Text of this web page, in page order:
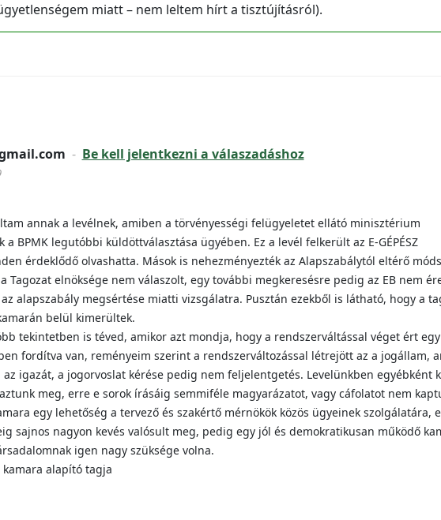
miatt – nem leltem hírt a tisztújításról).
- Be kell jelentkezni a válaszadáshoz
annak a levélnek, amiben a törvényességi felügyeletet ellátó minisztérium
a BPMK legutóbbi küldöttválasztása ügyében. Ez a levél felkerült az E-GÉPÉSZ
érdeklődő olvashatta. Mások is nehezményezték az Alapszabálytól eltérő
Tagozat elnöksége nem válaszolt, egy további megkeresésre pedig az EB nem
alapszabály megsértése miatti vizsgálatra. Pusztán ezekből is látható, hogy a
belül kimerültek.
tekintetben is téved, amikor azt mondja, hogy a rendszerváltással véget ért
fordítva van, reményeim szerint a rendszerváltozással létrejött az a jogállam,
igazát, a jogorvoslat kérése pedig nem feljelentgetés. Levelünkben egyébként
meg, erre e sorok írásáig semmiféle magyarázatot, vagy cáfolatot nem
egy lehetőség a tervező és szakértő mérnökök közös ügyeinek szolgálatára,
sajnos nagyon kevés valósult meg, pedig egy jól és demokratikusan működő
igen nagy szüksége volna.
kamara alapító tagja